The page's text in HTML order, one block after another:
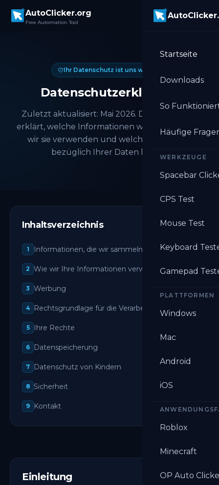
AutoClicker.org
Free Automation Tool
Startseite
Downloads
So
Häufige
WERKZEUGE
Spacebar
CPS Test
Mouse Test
Keyboard
Gamepad
PLATTFORMEN
Windows
Mac
Android
iOS
Roblox
Minecraft
OP Auto
Ihr Datenschutz ist uns wichtig
Datenschutzerklärung
Zuletzt aktualisiert: Mai 2026. Diese Richtlinie
erklärt, welche Informationen wir sammeln, wie
wir sie verwenden und welche Rechte Sie
bezüglich Ihrer Daten haben.
Inhaltsverzeichnis
1 Informationen, die wir sammeln
2 Wie wir Ihre Informationen verwenden
3 Werbung
4 Rechtsgrundlage für die Verarbeitung
5 Ihre Rechte
6 Datenspeicherung
7 Datenschutz von Kindern
8 Sicherheit
9 Kontakt
Einleitung